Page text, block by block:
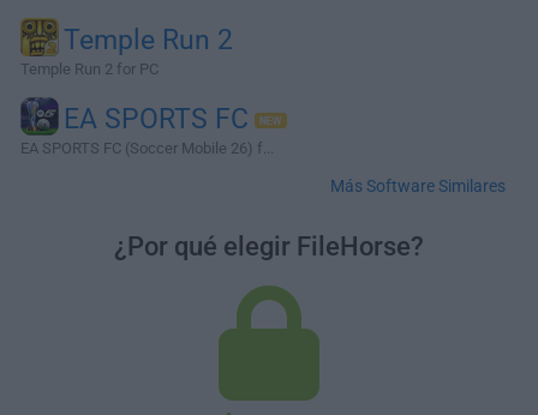
Temple Run 2
Temple Run 2 for PC
EA SPORTS FC
EA SPORTS FC (Soccer Mobile 26) f...
Más Software Similares
¿Por qué elegir FileHorse?